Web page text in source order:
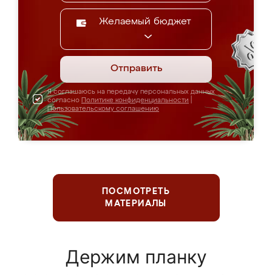
Желаемый бюджет
Отправить
Я соглашаюсь на передачу персональных данных
согласно Политике конфиденциальности
Пользовательскому соглашению
ПОСМОТРЕТЬ
МАТЕРИАЛЫ
Держим планку